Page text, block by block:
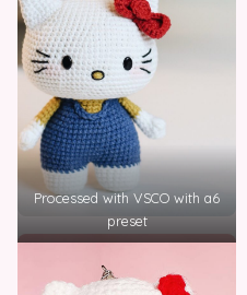
Processed with VSCO with a6
preset